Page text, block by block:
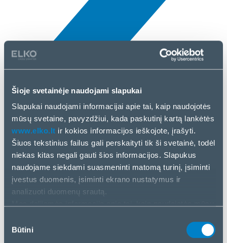
Šioje svetainėje naudojami slapukai
Slapukai naudojami informacijai apie tai, kaip naudojotės
mūsų svetaine, pavyzdžiui, kada paskutinį kartą lankėtės
www.elko.lt ir kokios informacijos ieškojote, įrašyti.
Šiuos tekstinius failus gali perskaityti tik ši svetainė, todėl
niekas kitas negali gauti šios informacijos. Slapukus
naudojame siekdami suasmeninti matomą turinį, įsiminti
įvestus duomenis, įsiminti ekrano nustatymus ir
analizuoti duomenų srautą.
analizės partneriais. Jei su tuo sutinkate, spustelėkite
pasirinkimas
Būtini
7 Bal, 2025
Kingston